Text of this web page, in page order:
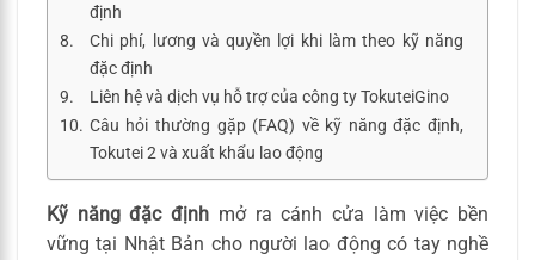
định
Chi phí, lương và quyền lợi khi làm theo kỹ năng
đặc định
Liên hệ và dịch vụ hỗ trợ của công ty TokuteiGino
Câu hỏi thường gặp (FAQ) về kỹ năng đặc định,
Tokutei 2 và xuất khẩu lao động
Kỹ năng đặc định mở ra cánh cửa làm việc bền
vững tại Nhật Bản cho người lao động có tay nghề